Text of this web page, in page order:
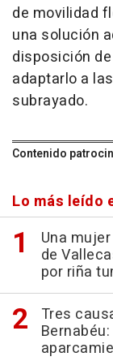
de movilidad
una solución
disposición
adaptarlo a
subrayado.
Contenido
Lo más leído
Una
de
por riña
Tres